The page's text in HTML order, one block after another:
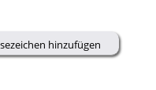
hinzufügen